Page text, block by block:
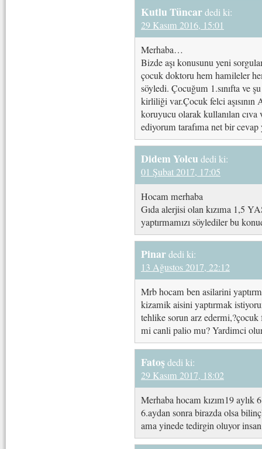
Kutlu Tüncardedi ki:
29 Kasım 2016, 15:01
Merhaba…
Bizde aşı konusunu yeni
çocuk doktoru hem hamileler
söyledi. Çocuğum 1.sınıfta ve
kirliliği var.Çocuk felci aşısının
koruyucu olarak kullanılan
ediyorum tarafıma net bir
Didem Yolcu dedi ki:
01 Şubat 2017, 17:05
Hocam merhaba
Gıda alerjisi olan kızıma 1,5
yaptırmamızı söylediler bu
Pinardedi ki:
13 Ağustos 2017, 22:12
Mrb hocam ben asilarini
kizamik aisini yaptırmak
tehlike sorun arz
mi canli palio mu? Yardimci
Fatoşdedi ki:
29 Kasım 2017, 18:02
Merhaba hocam kızım19 aylık
6.aydan sonra birazda olsa
ama yinede tedirgin oluyor insan